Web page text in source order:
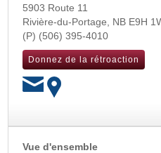
5903 Route 11
Rivière-du-Portage
NB E9H
(506) 395-4010
Donnez de la rétroaction
Vue d'ensemble